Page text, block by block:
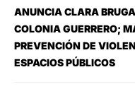
ANUNCIA CLARA
COLONIA GUERRERO;
PREVENCIÓN DE
ESPACIOS PÚBLICOS